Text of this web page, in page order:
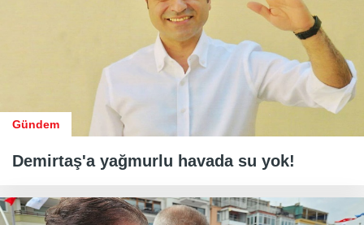
Gündem
Demirtaş'a yağmurlu havada su yok!